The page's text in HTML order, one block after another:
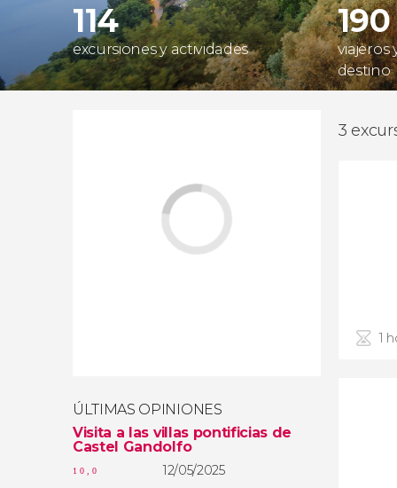
114
excursiones y actividades
190
viajeros
destino
ÚLTIMAS OPINIONES
Visita a las villas pontificias de
Castel Gandolfo
10,0
12/05/2025
3
1